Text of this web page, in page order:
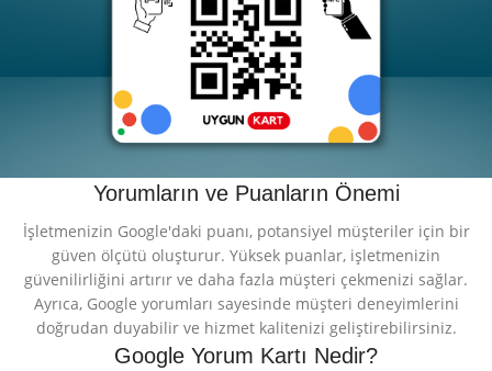
Yorumların ve Puanların Önemi
İşletmenizin Google'daki puanı, potansiyel müşteriler için bir
güven ölçütü oluşturur. Yüksek puanlar, işletmenizin
güvenilirliğini artırır ve daha fazla müşteri çekmenizi sağlar.
Ayrıca, Google yorumları sayesinde müşteri deneyimlerini
doğrudan duyabilir ve hizmet kalitenizi geliştirebilirsiniz.
Google Yorum Kartı Nedir?